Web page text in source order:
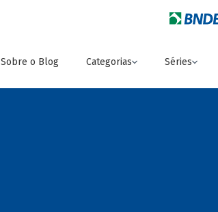
Sobre o Blog Categorias Séries